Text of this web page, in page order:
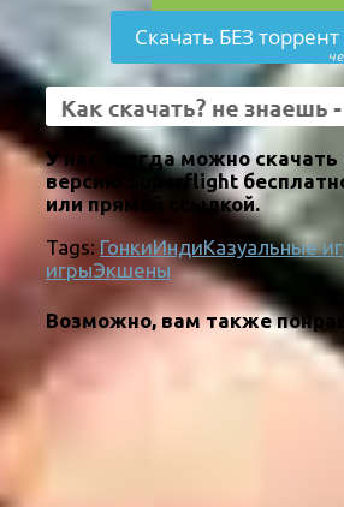
Скачать БЕЗ
У нас всегда можно
версию Superflight
или прямой ссылкой.
Tags: ГонкиИндиКазуальные
игрыЭкшены
Возможно, вам также